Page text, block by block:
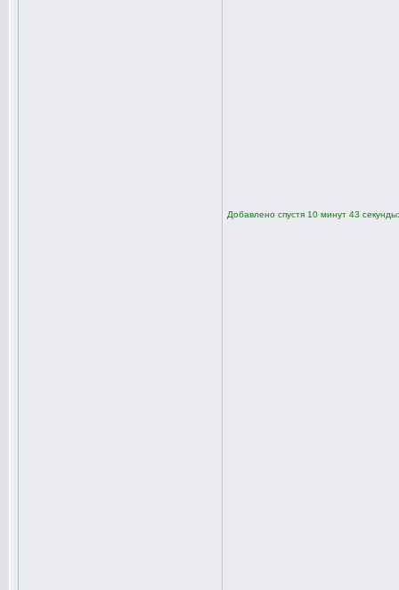
Добавлено спустя 10 минут 43 секунды: